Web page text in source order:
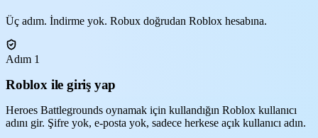
Üç adım. İndirme yok. Robux doğrudan Roblox hesabına.
Adım 1
Roblox ile giriş yap
Heroes Battlegrounds oynamak için kullandığın Roblox kullanıcı
adını gir. Şifre yok, e-posta yok, sadece herkese açık kullanıcı adın.